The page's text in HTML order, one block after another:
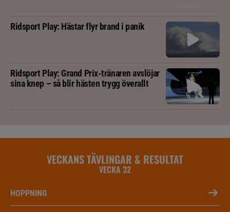
Ridsport Play: Hästar flyr brand i panik
Ridsport Play: Grand Prix-tränaren avslöjar
sina knep – så blir hästen trygg överallt
VECKANS TÄVLINGAR & RESULTAT
VECKA 32
HOPPNING